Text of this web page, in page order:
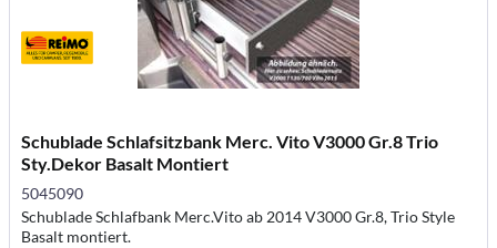
Schublade Schlafsitzbank Merc. Vito V3000 Gr.8 Trio
Sty.Dekor Basalt Montiert
5045090
Schublade Schlafbank Merc.Vito ab 2014 V3000 Gr.8, Trio Style
Basalt montiert.